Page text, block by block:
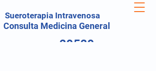
Sueroterapia Intravenosa
Consulta Medicina General
30530